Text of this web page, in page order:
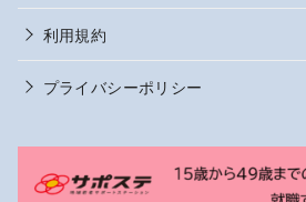
利用規約
プライバシーポリシー